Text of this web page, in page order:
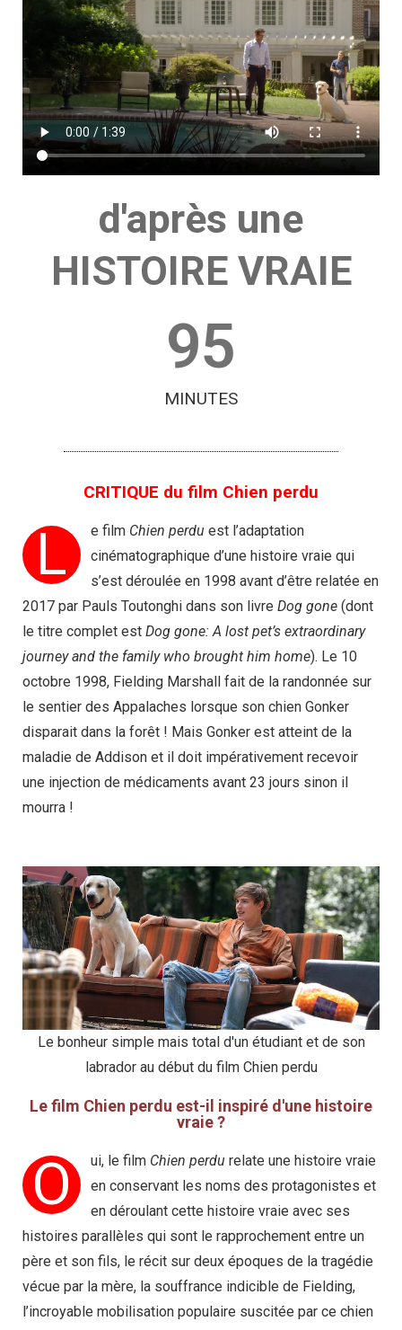
d'après une
HISTOIRE VRAIE
95
MINUTES
CRITIQUE du film Chien perdu
L e film Chien perdu est l’adaptation
cinématographique d’une histoire vraie qui
s’est déroulée en 1998 avant d’être relatée en
2017 par Pauls Toutonghi dans son livre Dog gone (dont
le titre complet est Dog gone: A lost pet’s extraordinary
journey and the family who brought him home). Le 10
octobre 1998, Fielding Marshall fait de la randonnée sur
le sentier des Appalaches lorsque son chien Gonker
disparait dans la forêt ! Mais Gonker est atteint de la
maladie de Addison et il doit impérativement recevoir
une injection de médicaments avant 23 jours sinon il
mourra !
Le bonheur simple mais total d'un étudiant et de son
labrador au début du film Chien perdu
Le film Chien perdu est-il inspiré d'une histoire
vraie ?
O ui, le film Chien perdu relate une histoire vraie
en conservant les noms des protagonistes et
en déroulant cette histoire vraie avec ses
histoires parallèles qui sont le rapprochement entre un
père et son fils, le récit sur deux époques de la tragédie
vécue par la mère, la souffrance indicible de Fielding,
l’incroyable mobilisation populaire suscitée par ce chien